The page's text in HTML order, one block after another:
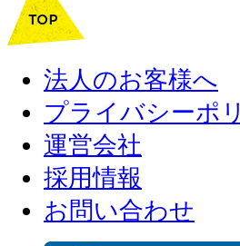
法人のお客様へ
プライバシーポ
運営会社
採用情報
お問い合わせ